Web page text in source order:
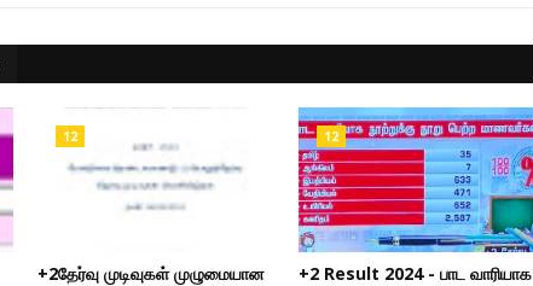
12
+2தேர்வு முடிவுகள் முழுமையான
12
+2 Result 2024 - பாட வாரியாக